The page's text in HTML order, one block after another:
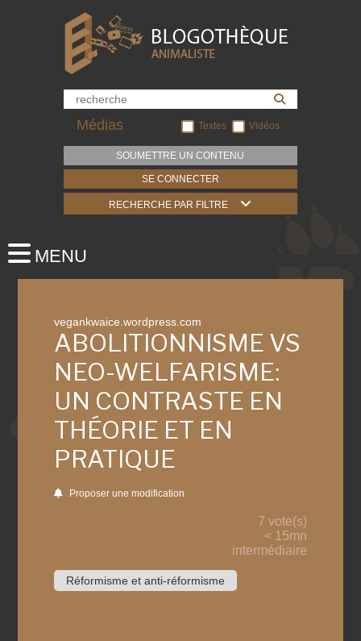
Médias Textes Vidéos
SOUMETTRE UN CONTENU
SE CONNECTER
RECHERCHE PAR FILTRE
vegankwaice.wordpress.com
ABOLITIONNISME VS
NEO-WELFARISME:
UN CONTRASTE EN
THÉORIE ET EN
PRATIQUE
Proposer une modification
7 vote(s)
< 15mn
intermédiaire
Réformisme et anti-réformisme